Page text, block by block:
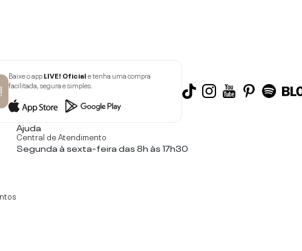
Baixe o appLIVE! Oficiale tenha uma compra
facilitada, segura e simples.
Ajuda
Central de Atendimento
Segunda à sexta-feira das 8h às 17h30